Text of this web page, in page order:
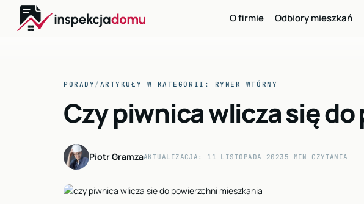
O firmie Odbiory mieszkań
PORADY / ARTYKUŁY W KATEGORII: RYNEK WTÓRNY
Czy piwnica wlicza się
Piotr GramzaAKTUALIZACJA: 11 LISTOPADA 2023 5 MIN CZYTANIA